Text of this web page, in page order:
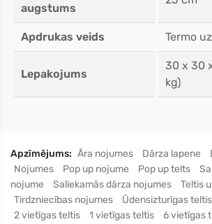
augstums
Apdrukas veids Termo
Lepakojums
30 x 30
kg)
Apzīmējums: Āra nojumes Dārza lapene
Nojumes
Pop up nojume Pop up telts
nojume
Saliekamās dārza nojumes
Teltis
Tirdzniecības nojumes
Ūdensizturīgas teltis
2 vietīgas teltis
1 vietīgas teltis 6 vietīgas